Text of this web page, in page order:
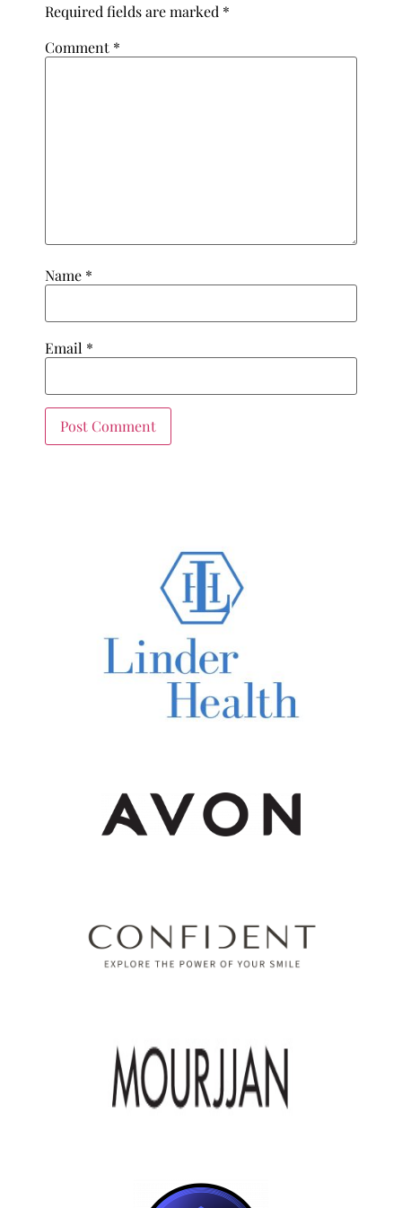
Required fields are marked *
Comment *
Name *
Email *